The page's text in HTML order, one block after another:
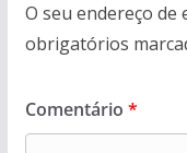
O seu endereço de
obrigatórios
Comentário *